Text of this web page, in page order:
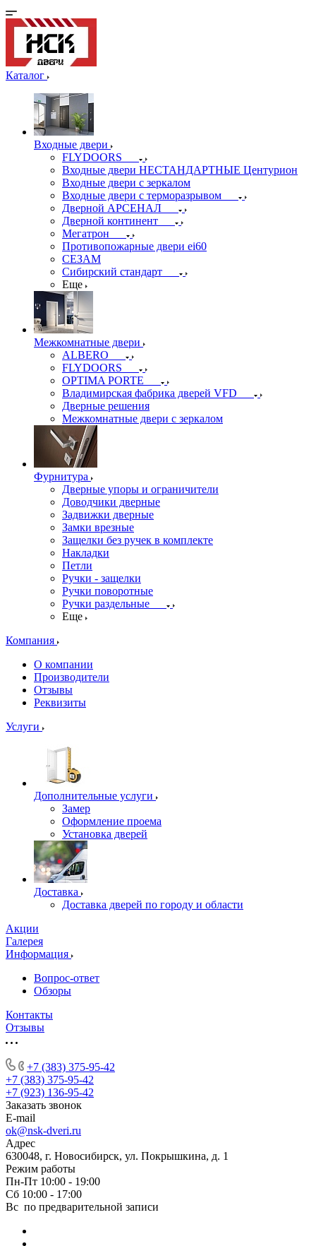
Каталог
Входные двери
FLYDOORS
Входные двери НЕСТАНДАРТНЫЕ Центурион
Входные двери с зеркалом
Входные двери с терморазрывом
Дверной АРСЕНАЛ
Дверной континент
Мегатрон
Противопожарные двери ei60
СЕЗАМ
Сибирский стандарт
Еще
Межкомнатные двери
ALBERO
FLYDOORS
OPTIMA PORTE
Владимирская фабрика дверей VFD
Дверные решения
Межкомнатные двери c зеркалом
Фурнитура
Дверные упоры и ограничители
Доводчики дверные
Задвижки дверные
Замки врезные
Защелки без ручек в комплекте
Накладки
Петли
Ручки - защелки
Ручки поворотные
Ручки раздельные
Еще
Компания
О компании
Производители
Отзывы
Реквизиты
Услуги
Дополнительные услуги
Замер
Оформление проема
Установка дверей
Доставка
Доставка дверей по городу и области
Акции
Галерея
Информация
Вопрос-ответ
Обзоры
Контакты
Отзывы
+7 (383) 375-95-42
+7 (383) 375-95-42
+7 (923) 136-95-42
Заказать звонок
E-mail
ok@nsk-dveri.ru
Адрес
630048, г. Новосибирск, ул. Покрышкина, д. 1
Режим работы
Пн-Пт 10:00 - 19:00
Сб 10:00 - 17:00
Вс по предварительной записи